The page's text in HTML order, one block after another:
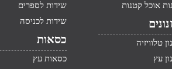
אוכל קטנות
טלוויזיה
עץ
שידות לספרים
שידות לכניסה
כסאות
כסאות עץ